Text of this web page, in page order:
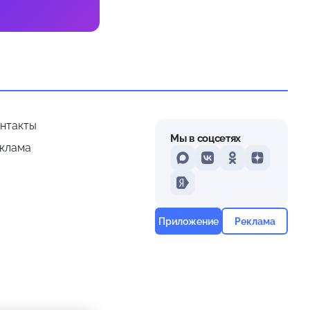
Мы в соцсетях
MAXVKontakteOdnoklassniki
Dzen
Yandex
Приложение Реклама